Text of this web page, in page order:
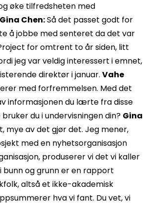
øke tilfredsheten med
Gina Chen:Så det passet godt for
å jobbe med senteret da det var
for omtrent to år siden, litt
jeg var veldig interessert i emnet,
direktør i januar.Vahe
med forfremmelsen. Med det
informasjonen du lærte fra disse
du i undervisningen din? Gina
mye av det gjør det. Jeg mener,
med en nyhetsorganisasjon
produserer vi det vi kaller
bunn og grunn er en rapport
altså et ikke-akademisk
hva vi fant. Du vet, vi